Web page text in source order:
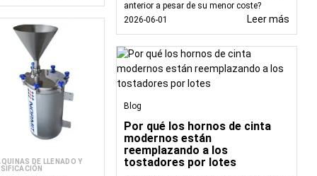
el riesgo de
de la producción,
y la calidad del
DE LLENADO Y
anterior a pesar de su menor coste?
2026-06-01
Leer más
Blog
Por qué los hornos de cinta
modernos están
reemplazando a los
tostadores por lotes